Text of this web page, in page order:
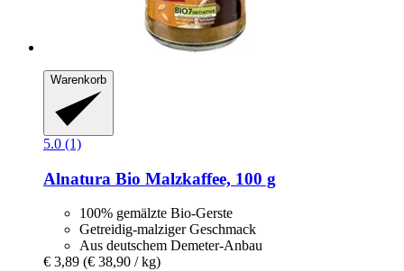
Warenkorb
5.0 (1)
Alnatura Bio Malzkaffee, 100 g
100% gemälzte Bio-Gerste
Getreidig-malziger Geschmack
Aus deutschem Demeter-Anbau
€ 3,89 (€ 38,90 / kg)